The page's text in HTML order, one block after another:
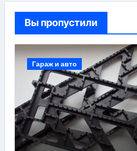
Вы пропустили
Гараж и авто